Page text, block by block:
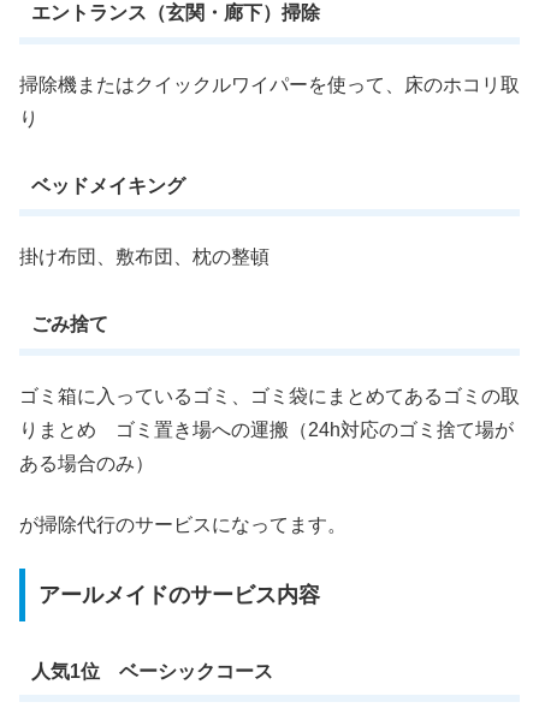
エントランス（玄関・廊下）掃除
掃除機またはクイックルワイパーを使って、床のホコリ取
り
ベッドメイキング
掛け布団、敷布団、枕の整頓
ごみ捨て
ゴミ箱に入っているゴミ、ゴミ袋にまとめてあるゴミの取
りまとめ ゴミ置き場への運搬（24h対応のゴミ捨て場が
ある場合のみ）
が掃除代行のサービスになってます。
アールメイドのサービス内容
人気1位 ベーシックコース